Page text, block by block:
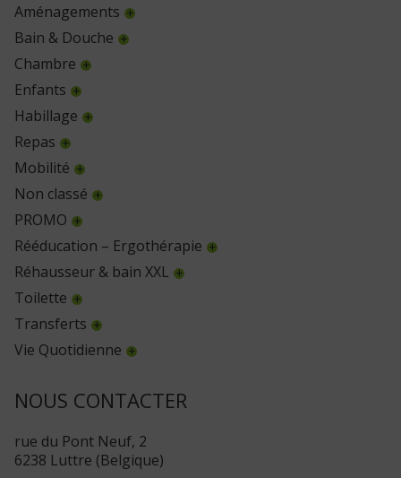
Aménagements
Bain & Douche
Chambre
Enfants
Habillage
Repas
Mobilité
Non classé
PROMO
Rééducation – Ergothérapie
Réhausseur & bain XXL
Toilette
Transferts
Vie Quotidienne
NOUS CONTACTER
rue du Pont Neuf, 2
6238 Luttre (Belgique)